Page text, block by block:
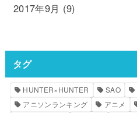
2017年9月 (9)
タグ
HUNTER×HUNTER SAO
アニソンランキング
アニメ